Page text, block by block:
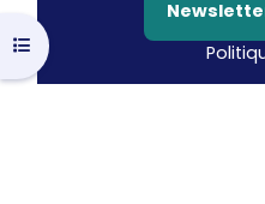
Ouvrir l’index du cours